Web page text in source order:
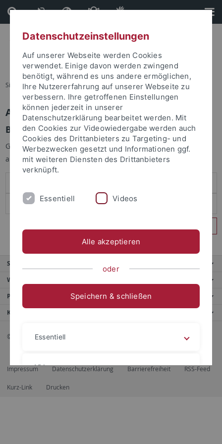
Direkt
zum
Inhalt
Direkt
zur
Fußleiste
Sie sind hier: Startseite
Anmelden
Benutzeranmeldung
Geben Sie Ihren Benutzernamen und Ihr Passwort an um sich
anzumelden:
Service
Weitere Angebote
Portale
Kontaktinfo
© 2026 Eberhard Karls Universität Tübingen, Tübingen
Impressum Datenschutzerklärung Barrierefreiheit RSS-Feed
Kurz-Link Drucken
Datenschutzeinstellungen
Auf unserer Webseite werden Cookies
verwendet. Einige davon werden zwingend
benötigt, während es uns andere ermöglichen,
Ihre Nutzererfahrung auf unserer Webseite zu
verbessern. Ihre getroffenen Einstellungen
können jederzeit in unserer
Datenschutzerklärung bearbeitet werden. Mit
den Cookies zur Videowiedergabe werden auch
Cookies des Drittanbieters zu Targeting- und
Werbezwecken gesetzt und Informationen ggf.
mit weiteren Diensten des Drittanbieters
verknüpft.
Essentiell Videos
Alle akzeptieren
oder
Speichern & schließen
Essentiell
Videos